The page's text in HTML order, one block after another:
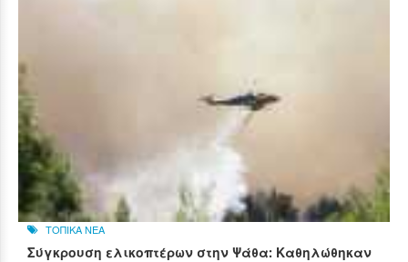
ΤΟΠΙΚΑ ΝΕΑ
Σύγκρουση ελικοπτέρων στην Ψάθα: Καθηλώθηκαν